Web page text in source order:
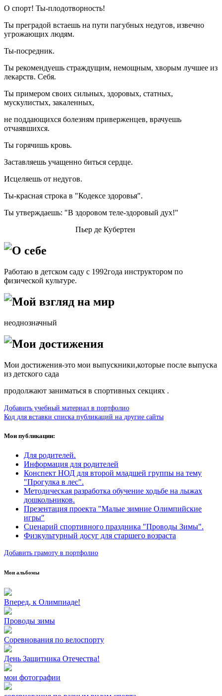
О спорт! Ты-плодотворность!
Ты преградой встаешь на пути пагубных недугов, извечно
угрожающих людям.
Ты-посредник.
Ты рекомендуешь страждущим, немощным, хворым лучшее из
лекарств. Себя.
Ты примером своих сильных, здоровых, статных,
мускулистых, закаленных,
не поддающихся болезням приверженцев, врачуешь
отчаявшихся.
Ты горячишь кровь.
Заставляешь учащенно биться сердце.
Исцеляешь от недугов.
Ты-красная строка в "Кодексе здоровья".
Ты утверждаешь: "В здоровом теле-здоровый дух!"
Пьер де Кубертен
О себе
Работаю в детском саду с 1992года инструктором по
физической культуре.
Мой взгляд на мир
неоднозначный
Мои достижения
Мои достижения-это мои выпускники,которые после выпуска
из детского сада
продолжают заниматься в спортивных секциях .
Добавить учебный материал в портфолио
Код для вставки списка публикаций на другие сайты
Мои публикации:
Для родителей.
Информация для родителей
Конспект НОД для второй младшей группы на тему
"Прогулка в лес".
Методическая разработка обучение ходьбе на лыжах
дошкольников.
Презентация проекта "Малые зимние Олимпийские
игры"
Сценарий спортивного праздника "Проводы Зимы".
Физкультурный досуг для старшего возраста
Добавить грамоту в портфолио
Мои альбомы
Вперед, к Олимпиаде!
Проводы зимы
Соревнования по велоспорту
День Защитника Отечества!
мои фотографии